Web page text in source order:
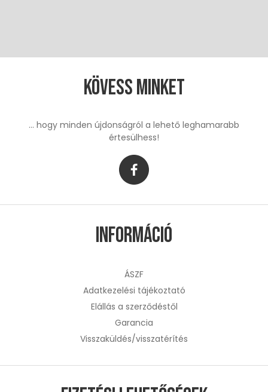
Kövess minket
... hogy minden újdonságról a lehető leghamarabb
értesülhess!
Információ
ÁSZF
Adatkezelési tájékoztató
Elállás a szerződéstől
Garancia
Visszaküldés/visszatérítés